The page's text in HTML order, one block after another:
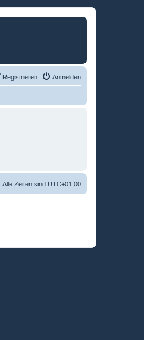
Anmelden
Registrieren
Alle Zeiten sind UTC+01:00